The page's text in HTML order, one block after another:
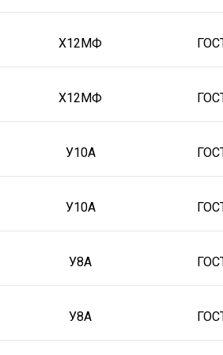
8x1500х380 8x1500х3990
2000 2100 2400
4Х5МФС
Х12МФ
Х12МФ
У10А
У10А
У8А
У8А